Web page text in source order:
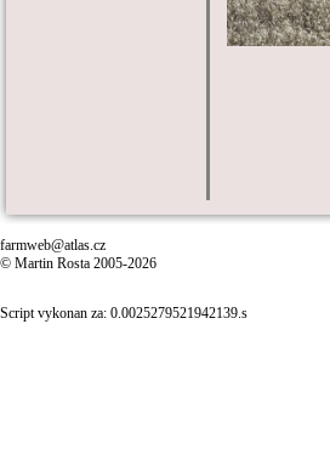
farmweb@atlas.cz
© Martin Rosta 2005-2026
Script vykonan za: 0.0025279521942139.s